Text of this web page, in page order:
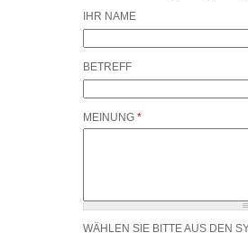
IHR NAME
BETREFF
MEINUNG *
WÄHLEN SIE BITTE AUS DEN